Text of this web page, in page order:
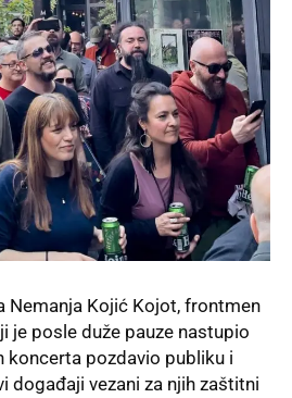
Nemanja Kojić Kojot, frontmen
je posle duže pauze nastupio
koncerta pozdavio publiku i
događaji vezani za njih zaštitni